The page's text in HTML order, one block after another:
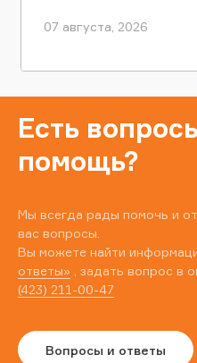
07 августа, 2026
Есть
помощь?
Мы всегда рады помочь и
вас вопросы.
Вы можете найти
ответы» , задать вопрос в
(423) 211-00-47
Вопросы и ответы